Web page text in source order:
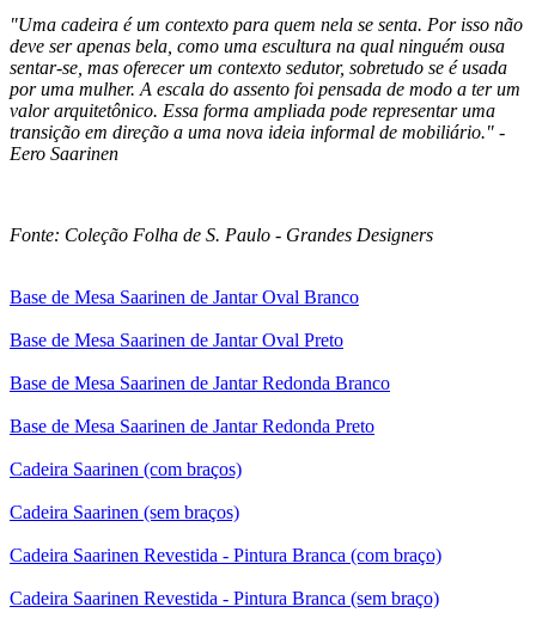
"Uma cadeira é um contexto para quem nela se senta. Por isso não
deve ser apenas bela, como uma escultura na qual ninguém ousa
sentar-se, mas oferecer um contexto sedutor, sobretudo se é usada
por uma mulher. A escala do assento foi pensada de modo a ter um
valor arquitetônico. Essa forma ampliada pode representar uma
transição em direção a uma nova ideia informal de mobiliário." -
Eero Saarinen
Fonte: Coleção Folha de S. Paulo - Grandes Designers
Base de Mesa Saarinen de Jantar Oval Branco
Base de Mesa Saarinen de Jantar Oval Preto
Base de Mesa Saarinen de Jantar Redonda Branco
Base de Mesa Saarinen de Jantar Redonda Preto
Cadeira Saarinen (com braços)
Cadeira Saarinen (sem braços)
Cadeira Saarinen Revestida - Pintura Branca (com braço)
Cadeira Saarinen Revestida - Pintura Branca (sem braço)